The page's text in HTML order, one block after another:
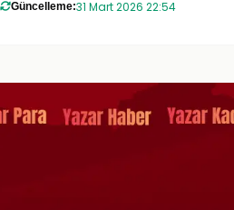
Güncelleme:31 Mart 2026 22:54